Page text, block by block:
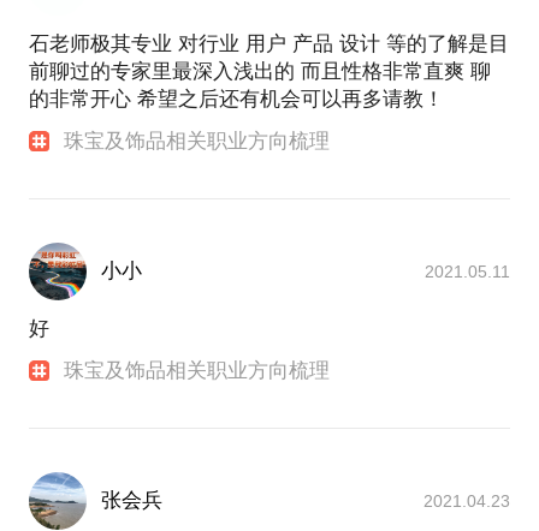
石老师极其专业 对行业 用户 产品 设计 等的了解是目
前聊过的专家里最深入浅出的 而且性格非常直爽 聊
的非常开心 希望之后还有机会可以再多请教！
珠宝及饰品相关职业方向梳理
小小 2021.05.11
好
珠宝及饰品相关职业方向梳理
张会兵 2021.04.23